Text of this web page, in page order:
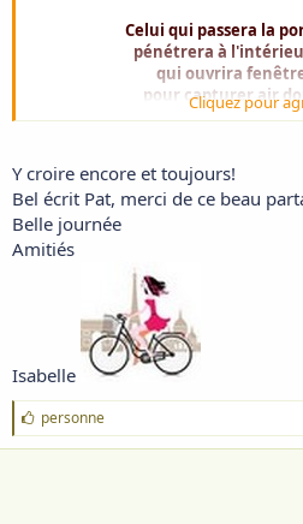
Celui qui passera la
pénétrera à
qui ouvrira
pour capturer air
déposera
qui comblera le vide
allumera chandelles à la
pour la saisir, la
alors mon cœur battra à
Cliquez pour
Y croire encore et toujours!
Bel écrit Pat, merci de ce beau
Belle journée
Amitiés
Isabelle
J
'
a
personne